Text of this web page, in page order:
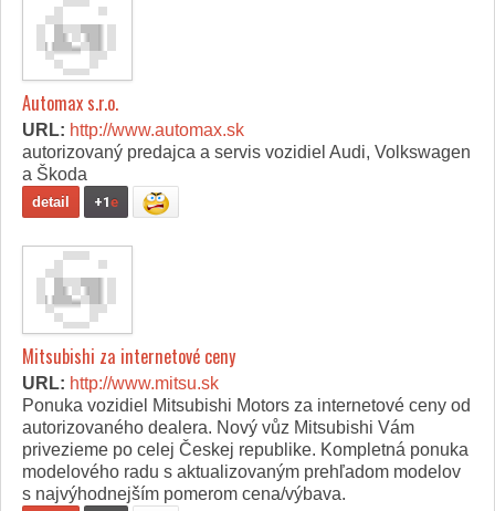
Automax s.r.o.
URL: http://www.automax.sk
autorizovaný predajca a servis vozidiel Audi, Volkswagen
a Škoda
detail +1e
Mitsubishi za internetové ceny
URL: http://www.mitsu.sk
Ponuka vozidiel Mitsubishi Motors za internetové ceny od
autorizovaného dealera. Nový vůz Mitsubishi Vám
privezieme po celej Českej republike. Kompletná ponuka
modelového radu s aktualizovaným prehľadom modelov
s najvýhodnejším pomerom cena/výbava.